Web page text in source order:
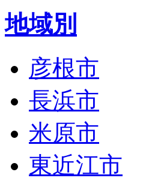
地域別
彦根市
長浜市
米原市
東近江市